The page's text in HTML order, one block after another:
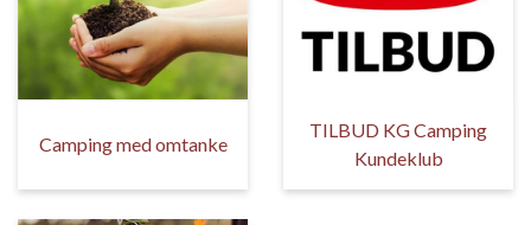
Camping med omtanke
TILBUD KG Camping
Kundeklub